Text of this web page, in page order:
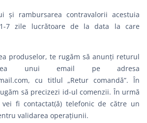
și rambursarea contravalorii acestuia
7 zile lucrătoare de la data la care
produselor, te rugăm să anunți returul
unui email pe adresa
, cu titlul „Retur comandă”. În
să precizezi id-ul comenzii. În urmă
fi contactat(ă) telefonic de către un
validarea operațiunii.